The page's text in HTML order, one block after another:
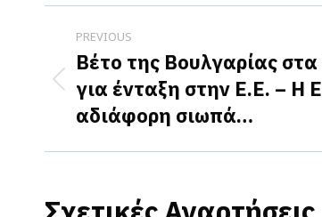
Post
navigation
PREVIOUS
Previous
post:
Βέτο της Βουλγαρίας
για ένταξη στην Ε.Ε. – Η
αδιάφορη σιωπά…